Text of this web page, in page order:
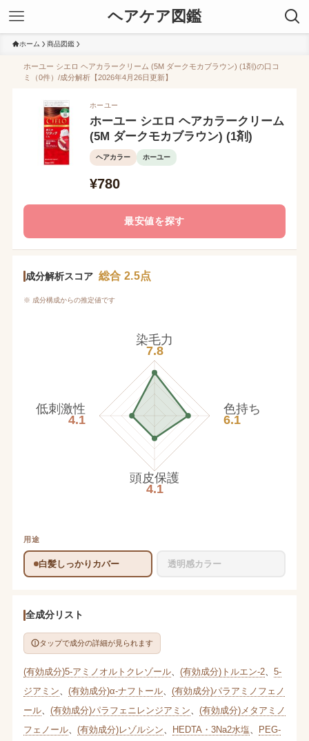
ヘアケア図鑑
ホーム 商品図鑑
ホーユー シエロ ヘアカラークリーム (5M ダークモカブラウン) (1剤)の口コ
ミ（0件）/成分解析【2026年4月26日更新】
ホーユー
ホーユー シエロ ヘアカラークリーム
(5M ダークモカブラウン) (1剤)
ヘアカラー ホーユー
¥780
最安値を探す
成分解析スコア 総合 2.5点
※ 成分構成からの推定値です
染毛力
7.8
色持ち
6.1
頭皮保護
4.1
低刺激性
4.1
用途
白髪しっかりカバー 透明感カラー
全成分リスト
タップで成分の詳細が見られます
(有効成分)5-アミノオルトクレゾール、 (有効成分)トルエン-2、 5-
ジアミン
(有効成分)α-ナフトール、 (有効成分)パラアミノフェノ
ール、 (有効成分)パラフェニレンジアミン
(有効成分)メタアミノ
フェノール、 (有効成分)レゾルシン HEDTA・3Na2水塩
PEG-